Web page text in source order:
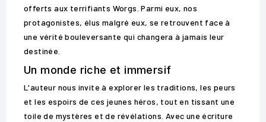
offerts aux terrifiants Worgs. Parmi eux, nos
protagonistes, élus malgré eux, se retrouvent face à
une vérité bouleversante qui changera à jamais leur
destinée.
Un monde riche et immersif
L'auteur nous invite à explorer les traditions, les peurs
et les espoirs de ces jeunes héros, tout en tissant une
toile de mystères et de révélations. Avec une écriture